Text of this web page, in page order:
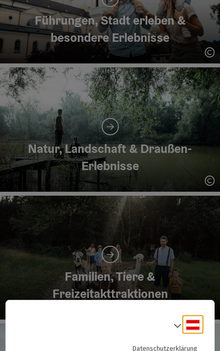
Führungen, Stadt erleben &
besondere Erlebnisse
Natur, Landschaft & Draußen-
Erlebnisse
Familien, Tiere &
Freizeitakttraktionen
Datenschutzerklärung